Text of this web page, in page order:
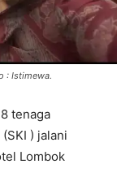
: Istimewa.
tenaga
) jalani
Lombok